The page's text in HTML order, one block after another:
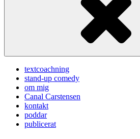
textcoachning
stand-up comedy
om mig
Canal Carstensen
kontakt
poddar
publicerat